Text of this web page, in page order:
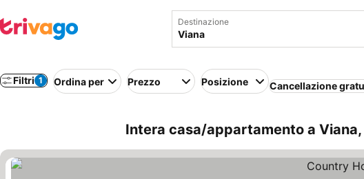
Destinazione
Filtri 1 Ordina per Prezzo Posizione Cancellazione
Intera casa/appartamento a